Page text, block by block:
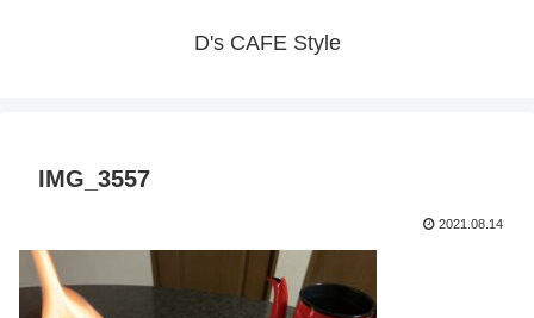
D's CAFE Style
IMG_3557
2021.08.14